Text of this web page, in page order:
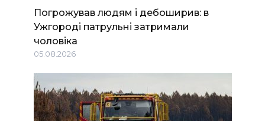
Погрожував людям і дебоширив: в
Ужгороді патрульні затримали
чоловіка
05.08.2026